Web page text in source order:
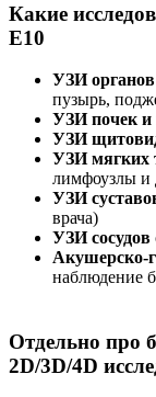
Какие
E10
УЗИ
пузырь,
УЗИ почек
УЗИ
УЗИ мягких
лимфоузлы и
УЗИ
врача)
УЗИ сосудов
Акушерско-
наблюдение
Отдельно про
2D/3D/4D